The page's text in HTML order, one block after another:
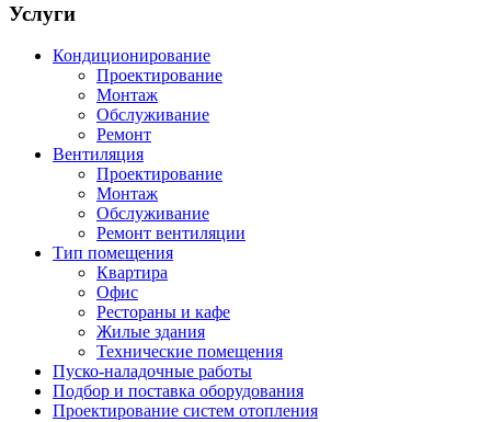
Услуги
Кондиционирование
Проектирование
Монтаж
Обслуживание
Ремонт
Вентиляция
Проектирование
Монтаж
Обслуживание
Ремонт вентиляции
Тип помещения
Квартира
Офис
Рестораны и кафе
Жилые здания
Технические помещения
Пуско-наладочные работы
Подбор и поставка оборудования
Проектирование систем отопления